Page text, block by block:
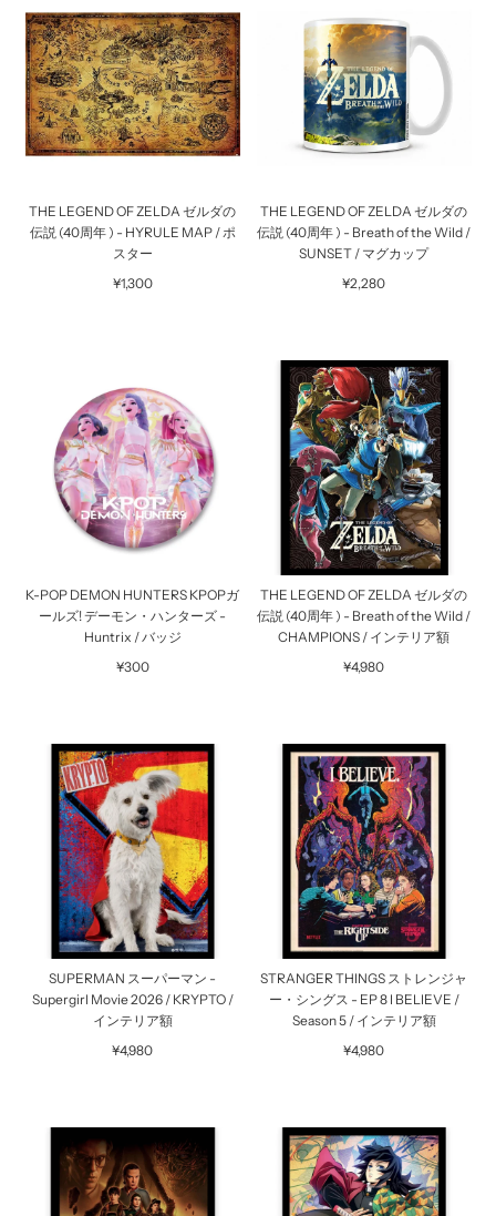
THE LEGEND OF ZELDA ゼルダの
伝説 (40周年 ) - HYRULE MAP / ポ
スター
¥1,300
THE LEGEND OF ZELDA ゼルダの
伝説 (40周年 ) - Breath of the Wild /
SUNSET / マグカップ
¥2,280
K-POP DEMON HUNTERS KPOPガ
ールズ! デーモン・ハンターズ -
Huntrix / バッジ
¥300
THE LEGEND OF ZELDA ゼルダの
伝説 (40周年 ) - Breath of the Wild /
CHAMPIONS / インテリア額
¥4,980
SUPERMAN スーパーマン -
Supergirl Movie 2026 / KRYPTO /
インテリア額
¥4,980
STRANGER THINGS ストレンジャ
ー・シングス - EP 8 I BELIEVE /
Season 5 / インテリア額
¥4,980